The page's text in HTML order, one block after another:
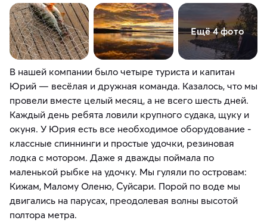
Ещё 4 фото
В нашей компании было четыре туриста и капитан
Юрий — весёлая и дружная команда. Казалось, что мы
провели вместе целый месяц, а не всего шесть дней.
Каждый день ребята ловили крупного судака, щуку и
окуня. У Юрия есть все необходимое оборудование -
классные спиннинги и простые удочки, резиновая
лодка с мотором. Даже я дважды поймала по
маленькой рыбке на удочку. Мы гуляли по островам:
Кижам, Малому Оленю, Суйсари. Порой по воде мы
двигались на парусах, преодолевая волны высотой
полтора метра.